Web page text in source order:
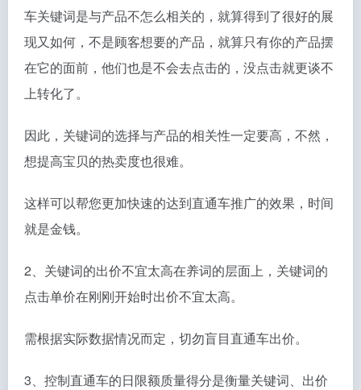
车关键词是与产品不怎么相关的，就算得到了很好的展
现又如何，不是顾客想要的产品，就算只有你的产品摆
在它的面前，他们也是不会去点击的，没点击就更谈不
上转化了。
因此，关键词的选择与产品的相关性一定要高，不然，
想提高宝贝的热卖度也很难。
这样可以帮您更加快速的达到直通车推广的效果，时间
就是金钱。
2、关键词的出价不宜太高在养词的层面上，关键词的
点击单价在刚刚开始时出价不宜太高。
需根据实际数据情况而定，切勿盲目直通车出价。
3、控制直通车的日限额质量得分是衡量关键词、出价